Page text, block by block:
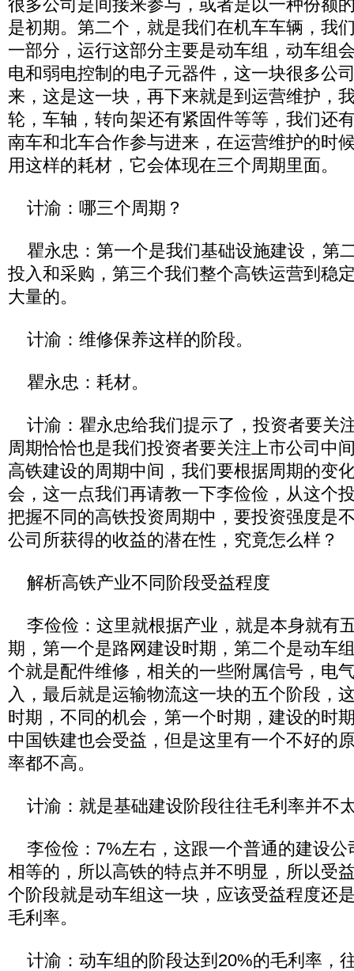
很多公司是间接来参与，或者是以一种份额
是初期。第二个，就是我们在机车车辆，我
一部分，运行这部分主要是动车组，动车组
电和弱电控制的电子元器件，这一块很多公
来，这是这一块，再下来就是到运营维护，
轮，车轴，转向架还有紧固件等等，我们还
南车和北车合作参与进来，在运营维护的时
用这样的耗材，它会体现在三个周期里面。
计渝：哪三个周期？
瞿永忠：第一个是我们基础设施建设，第
投入和采购，第三个我们整个高铁运营到稳
大量的。
计渝：维修保养这样的阶段。
瞿永忠：耗材。
计渝：瞿永忠给我们提示了，投资者要关
周期恰恰也是我们投资者要关注上市公司中
高铁建设的周期中间，我们要根据周期的变
会，这一点我们再请教一下李俭俭，从这个
把握不同的高铁投资周期中，要投资强度是
公司所获得的收益的潜在性，究竟怎么样？
解析高铁产业不同阶段受益程度
李俭俭：这里就根据产业，就是本身就有
期，第一个是路网建设时期，第二个是动车
个就是配件维修，相关的一些附属信号，电
入，最后就是运输物流这一块的五个阶段，
时期，不同的机会，第一个时期，建设的时
中国铁建也会受益，但是这里有一个不好的
率都不高。
计渝：就是基础建设阶段往往毛利率并不
李俭俭：7%左右，这跟一个普通的建设公
相等的，所以高铁的特点并不明显，所以受
个阶段就是动车组这一块，应该受益程度还
毛利率。
计渝：动车组的阶段达到20%的毛利率，